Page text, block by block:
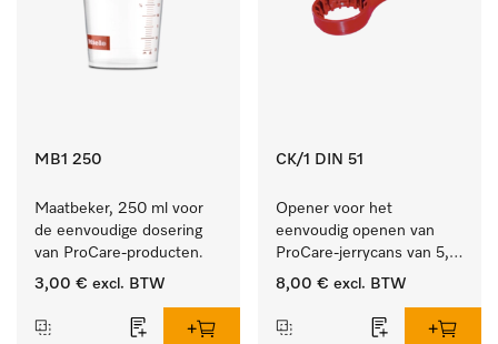
MB1 250
Maatbeker, 250 ml voor
de eenvoudige dosering
van ProCare-producten.
3,00 € excl. BTW
CK/1 DIN 51
Opener voor het
eenvoudig openen van
ProCare-jerrycans van 5,
10 en 20 l.
8,00 € excl. BTW